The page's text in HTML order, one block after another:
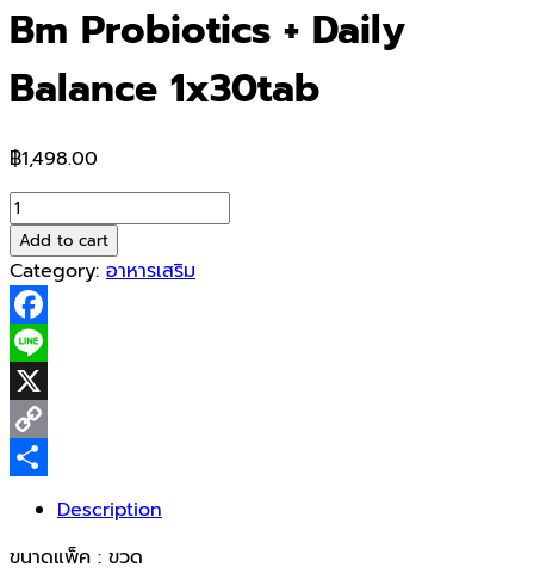
Bm Probiotics + Daily
Balance 1x30tab
฿1,498.00
Bm
Probiotics
+
Daily
Balance
1x30tab
quantity
Add to cart
Category: อาหารเสริม
Facebook
Line
X
Copy
ShareDescription
ขนาดแพ็ค : ขวด